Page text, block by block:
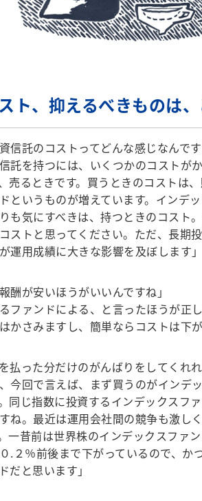
ト、抑えるべきものは、
信託のコストってどんな感じなんです
託を持つには、いくつかのコストが
売るときです。買うときのコストは
というものが増えています。インデ
も気にすべきは、持つときのコスト
ストと思ってください。ただ、長期
運用成績に大きな影響を及ぼします」
酬が安いほうがいいんですね」
ファンドによる、と言ったほうが正
かさみますし、簡単ならコストは下が
払った分だけのがんばりをしてくれ
今回で言えば、まず買うのがインデ
同じ指数に投資するインデックスフ
ね。最近は運用会社間の競争も激し
一昔前は世界株のインデックスファ
.２％前後まで下がっているので、か
だと思います」